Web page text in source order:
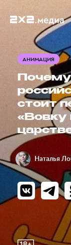
АНИМАЦИЯ
стоит
«Вовку
Наталья